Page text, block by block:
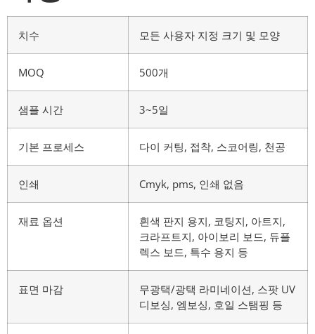
치수 모든 사용자 지정 크기 및 모양
MOQ 500개
샘플 시간 3~5일
기본 프로세스 다이 커팅, 접착, 스코어링, 천공
인쇄 Cmyk, pms, 인쇄 없음
재료 옵션
흰색 판지 용지, 코팅지, 아트지,
크라프트지, 아이보리 보드, 듀플
렉스 보드, 특수 용지 등
표면 마감
무광택/광택 라미네이션, 스팟 UV
디보싱, 엠보싱, 호일 스탬핑 등